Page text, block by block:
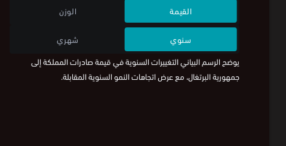
القيمة الوزن
سنوي
شهري
يوضح الرسم البياني التغييرات السنوية في قيمة صادرات المملكة إلى
جمهورية البرتغال، مع عرض اتجاهات النمو السنوية المقابلة.